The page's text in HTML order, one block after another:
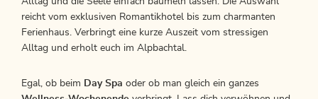
reicht vom exklusiven Romantikhotel bis zum charmanten
Ferienhaus. Verbringt eine kurze Auszeit vom stressigen
Alltag und erholt euch im Alpbachtal.
Egal, ob beim Day Spa oder ob man gleich ein ganzes